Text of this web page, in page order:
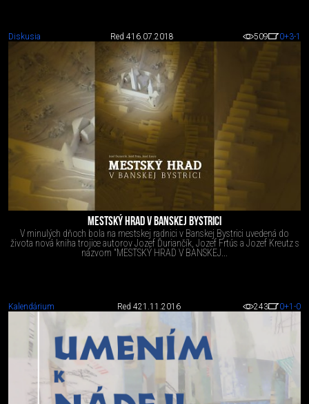
Diskusia Red 416.07.2018 509 0+3-1
MESTSKÝ HRAD V BANSKEJ BYSTRICI
V minulých dňoch bola na mestskej radnici v Banskej Bystrici uvedená do
života nová kniha trojice autorov Jozef Ďuriančík, Jozef Frtús a Jozef Kreutz s
názvom "MESTSKÝ HRAD V BANSKEJ...
Kalendárium Red 421.11.2016 243 0+1 -0